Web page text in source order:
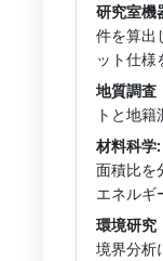
研究室機
件を算出
ット仕様
地質調査
トと地
材料科学:
面積比を
エネルギ
環境研究
境界分析